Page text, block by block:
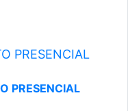
PRESENCIAL
PRESENCIAL